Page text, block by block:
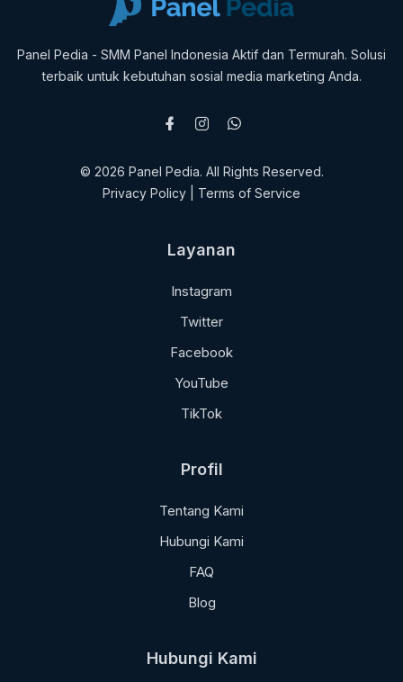
Panel Pedia - SMM Panel Indonesia Aktif dan Termurah. Solusi
terbaik untuk kebutuhan sosial media marketing Anda.
© 2026 Panel Pedia. All Rights Reserved.
Privacy Policy
Terms of Service
Layanan
Instagram
Twitter
Facebook
YouTube
TikTok
Profil
Tentang Kami
Hubungi Kami
FAQ
Blog
Hubungi Kami